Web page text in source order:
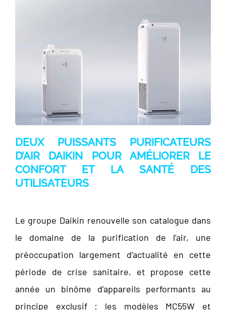
DEUX PUISSANTS PURIFICATEURS
D’AIR DAIKIN POUR AMÉLIORER LE
CONFORT ET LA SANTÉ DES
UTILISATEURS
Le groupe Daikin renouvelle son catalogue dans
le domaine de la purification de l’air, une
préoccupation largement d’actualité en cette
période de crise sanitaire, et propose cette
année un binôme d’appareils performants au
principe exclusif : les modèles MC55W et